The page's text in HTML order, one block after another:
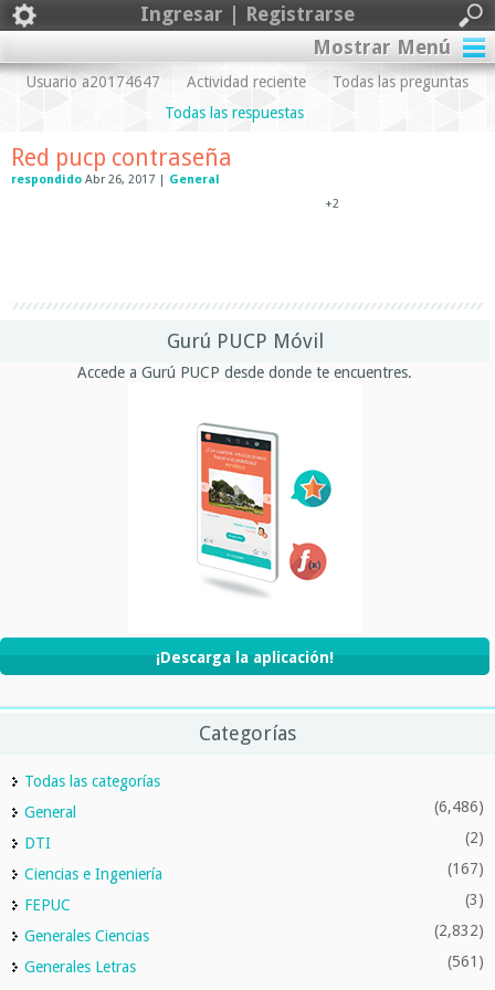
Ingresar | Registrarse
Mostrar Menú
Usuario a20174647 Actividad reciente
Todas las preguntas
Todas las respuestas
Red pucp contraseña
respondido Abr 26, 2017 | General
+2
Gurú PUCP Móvil
Accede a Gurú PUCP desde donde te encuentres.
¡Descarga la aplicación!
Categorías
Todas las categorías
General
(6,486)
DTI (2)
Ciencias e Ingeniería (167)
FEPUC (3)
Generales Ciencias (2,832)
Generales Letras (561)